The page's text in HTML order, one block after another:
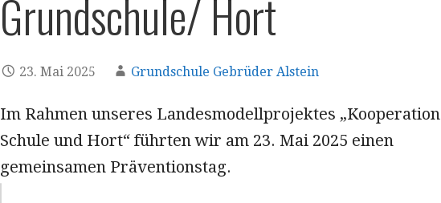
Grundschule/ Hort
23. Mai 2025 Grundschule Gebrüder Alstein
Im Rahmen unseres Landesmodellprojektes „Kooperation
Schule und Hort“ führten wir am 23. Mai 2025 einen
gemeinsamen Präventionstag.